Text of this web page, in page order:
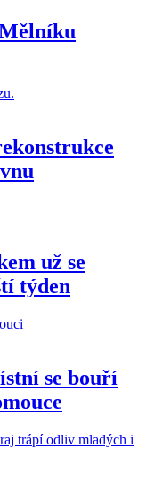
už se
týden
se bouří